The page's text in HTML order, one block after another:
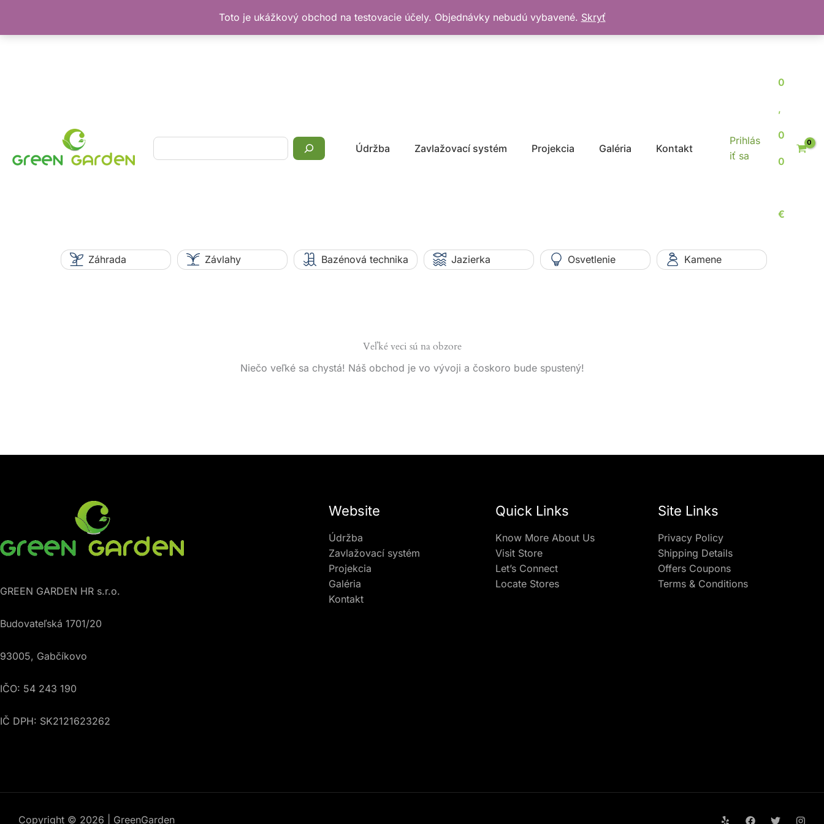
Toto je ukážkový obchod na testovacie účely. Objednávky nebudú vybavené. Skryť
Údržba Zavlažovací systém Projekcia Galéria Kontakt
Prihlás
iť sa
0
,
0
0
€
Záhrada Závlahy Bazénová technika Jazierka Osvetlenie Kamene
Veľké veci sú na obzore
Niečo veľké sa chystá! Náš obchod je vo vývoji a čoskoro bude spustený!
GREEN GARDEN HR s.r.o.
Budovateľská 1701/20
93005, Gabčíkovo
IČO: 54 243 190
IČ DPH: SK2121623262
Website
Údržba
Zavlažovací systém
Projekcia
Galéria
Kontakt
Quick Links
Know More About Us
Visit Store
Let’s Connect
Locate Stores
Site Links
Privacy Policy
Shipping Details
Offers Coupons
Terms & Conditions
Copyright © 2026 | GreenGarden